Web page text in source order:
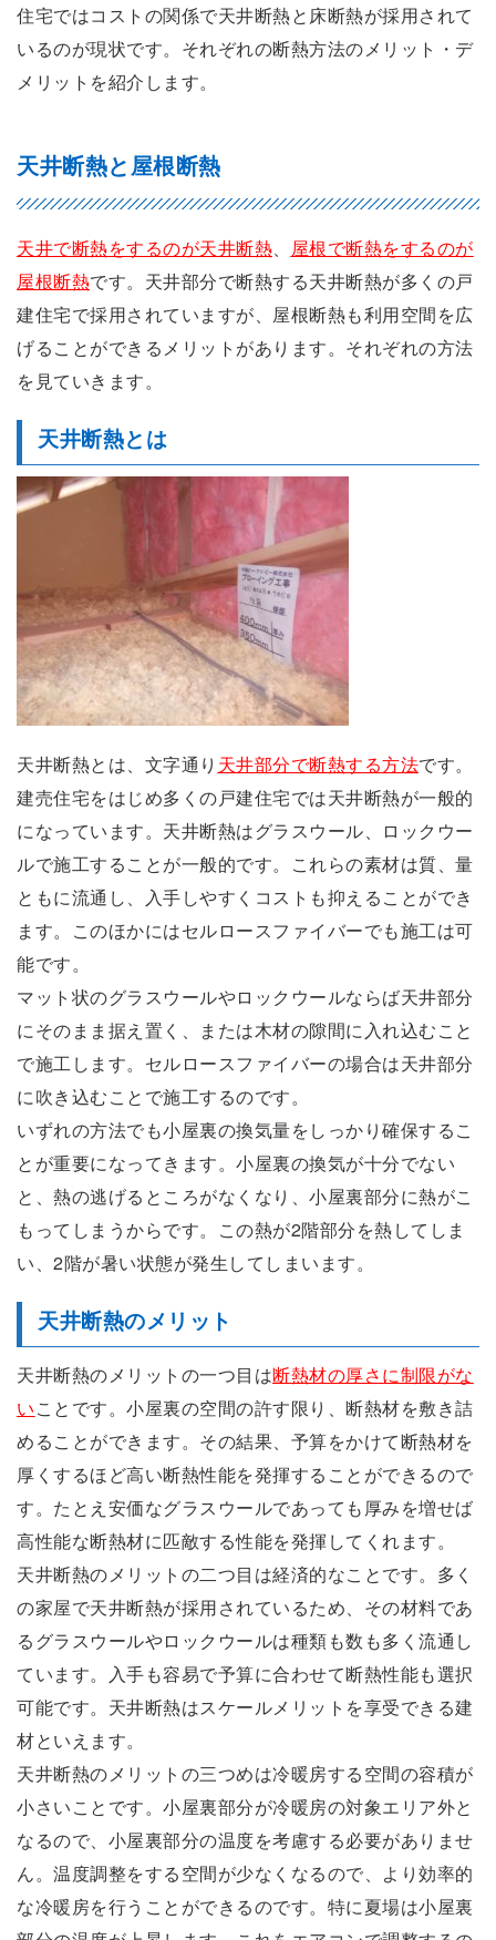
住宅ではコストの関係で天井断熱と床断熱が採用されて
いるのが現状です。それぞれの断熱方法のメリット・デ
メリットを紹介します。
天井断熱と屋根断熱
天井で断熱をするのが天井断熱
屋根で断熱をするのが
屋根断熱です。天井部分で断熱する天井断熱が多くの戸
建住宅で採用されていますが、屋根断熱も利用空間を広
げることができるメリットがあります。それぞれの方法
を見ていきます。
天井断熱とは
天井断熱とは、文字通り 天井部分で断熱する方法です。
建売住宅をはじめ多くの戸建住宅では天井断熱が一般的
になっています。天井断熱はグラスウール、ロックウー
ルで施工することが一般的です。これらの素材は質、量
ともに流通し、入手しやすくコストも抑えることができ
ます。このほかにはセルロースファイバーでも施工は可
能です。
マット状のグラスウールやロックウールならば天井部分
にそのまま据え置く、または木材の隙間に入れ込むこと
で施工します。セルロースファイバーの場合は天井部分
に吹き込むことで施工するのです。
いずれの方法でも小屋裏の換気量をしっかり確保するこ
とが重要になってきます。小屋裏の換気が十分でない
と、熱の逃げるところがなくなり、小屋裏部分に熱がこ
もってしまうからです。この熱が2階部分を熱してしま
い、2階が暑い状態が発生してしまいます。
天井断熱のメリット
天井断熱のメリットの一つ目は断熱材の厚さに制限がな
いことです。小屋裏の空間の許す限り、断熱材を敷き詰
めることができます。その結果、予算をかけて断熱材を
厚くするほど高い断熱性能を発揮することができるので
す。たとえ安価なグラスウールであっても厚みを増せば
高性能な断熱材に匹敵する性能を発揮してくれます。
天井断熱のメリットの二つ目は経済的なことです。多く
の家屋で天井断熱が採用されているため、その材料であ
るグラスウールやロックウールは種類も数も多く流通し
ています。入手も容易で予算に合わせて断熱性能も選択
可能です。天井断熱はスケールメリットを享受できる建
材といえます。
天井断熱のメリットの三つめは冷暖房する空間の容積が
小さいことです。小屋裏部分が冷暖房の対象エリア外と
なるので、小屋裏部分の温度を考慮する必要がありませ
ん。温度調整をする空間が少なくなるので、より効率的
な冷暖房を行うことができるのです。特に夏場は小屋裏